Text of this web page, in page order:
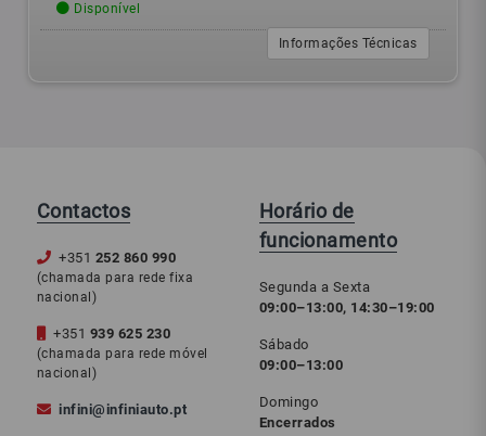
Disponível
Informações Técnicas
Contactos
+351 252 860 990
(chamada para rede fixa
nacional)
+351 939 625 230
(chamada para rede móvel
nacional)
infini@infiniauto.pt
Horário de
funcionamento
Segunda a Sexta
09:00–13:00, 14:30–19:00
Sábado
09:00–13:00
Domingo
Encerrados